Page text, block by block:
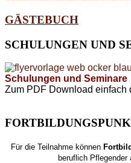
GÄSTEBUCH
SCHULUNGEN UND
Schulungen und Seminare
Zum PDF Download einfach
Für die Teilnahme können
beruflich Pflegender